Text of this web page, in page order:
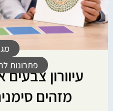
פתרונות
עיוורון
מזהים